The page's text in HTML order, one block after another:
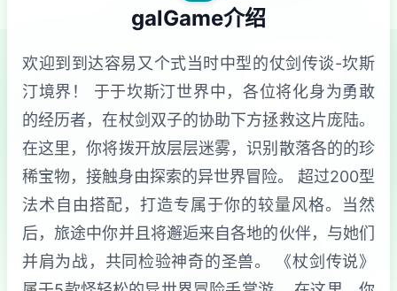
galGame介绍
欢迎到到达容易又个式当时中型的仗剑传谈-坎斯
汀境界！ 于于坎斯汀世界中，各位将化身为勇敢
的经历者，在杖剑双子的协助下方拯救这片庞陆。
在这里，你将拨开放层层迷雾，识别散落各的的珍
稀宝物，接触身由探索的异世界冒险。 超过200型
法术自由搭配，打造专属于你的较量风格。当然
后，旅途中你并且将邂逅来自各地的伙伴，与她们
并肩为战，共同检验神奇的圣兽。 《杖剑传说》